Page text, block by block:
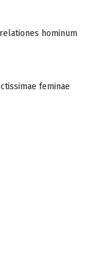
hominum
feminae